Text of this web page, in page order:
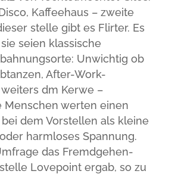
Kaffeehaus – zweite
stelle gibt es Flirter. Es
seien klassische
Unwichtig ob
After-Work-
dm Kerwe –
Menschen werten einen
dem Vorstellen als kleine
harmloses Spannung.
das Fremdgehen-
Lovepoint ergab, so zu